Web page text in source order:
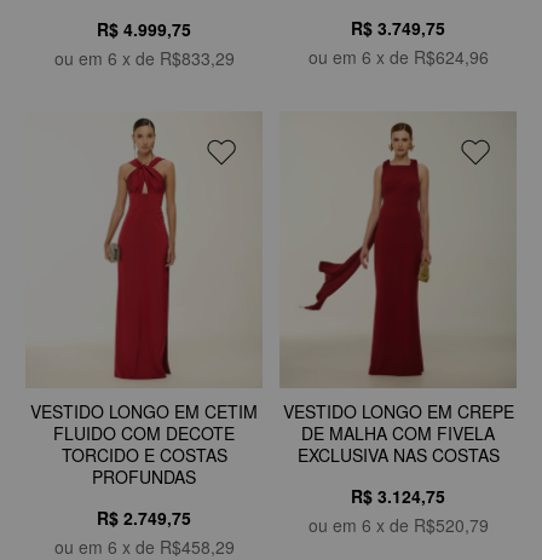
R$ 4.999,75
ou em 6 x de R$833,29
R$ 3.749,75
ou em 6 x de R$624,96
VESTIDO LONGO EM CETIM
FLUIDO COM DECOTE
TORCIDO E COSTAS
PROFUNDAS
R$ 2.749,75
ou em 6 x de R$458,29
VESTIDO LONGO EM CREPE
DE MALHA COM FIVELA
EXCLUSIVA NAS COSTAS
R$ 3.124,75
ou em 6 x de R$520,79